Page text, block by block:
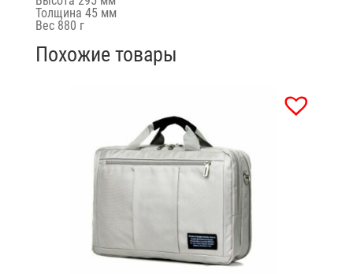
Толщина 45 мм
Вес 880 г
Похожие товары